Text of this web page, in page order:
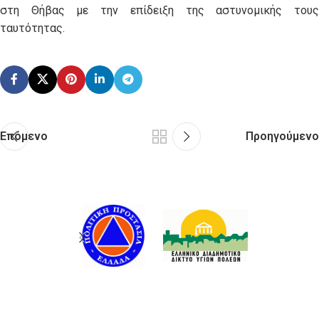
στη Θήβας με την επίδειξη της αστυνομικής τους
ταυτότητας.
Επόμενο Προηγούμενο